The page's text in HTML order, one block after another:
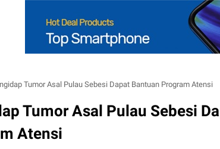
Tumor Asal Pulau Sebesi Dapat Bantuan Program Atensi
Tumor Asal Pulau Sebesi
Atensi